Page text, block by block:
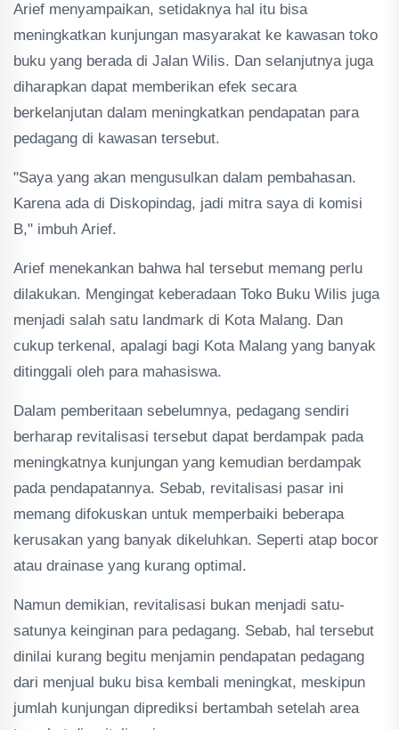
Arief menyampaikan, setidaknya hal itu bisa
meningkatkan kunjungan masyarakat ke kawasan toko
buku yang berada di Jalan Wilis. Dan selanjutnya juga
diharapkan dapat memberikan efek secara
berkelanjutan dalam meningkatkan pendapatan para
pedagang di kawasan tersebut.
"Saya yang akan mengusulkan dalam pembahasan.
Karena ada di Diskopindag, jadi mitra saya di komisi
B," imbuh Arief.
Arief menekankan bahwa hal tersebut memang perlu
dilakukan. Mengingat keberadaan Toko Buku Wilis juga
menjadi salah satu landmark di Kota Malang. Dan
cukup terkenal, apalagi bagi Kota Malang yang banyak
ditinggali oleh para mahasiswa.
Dalam pemberitaan sebelumnya, pedagang sendiri
berharap revitalisasi tersebut dapat berdampak pada
meningkatnya kunjungan yang kemudian berdampak
pada pendapatannya. Sebab, revitalisasi pasar ini
memang difokuskan untuk memperbaiki beberapa
kerusakan yang banyak dikeluhkan. Seperti atap bocor
atau drainase yang kurang optimal.
Namun demikian, revitalisasi bukan menjadi satu-
satunya keinginan para pedagang. Sebab, hal tersebut
dinilai kurang begitu menjamin pendapatan pedagang
dari menjual buku bisa kembali meningkat, meskipun
jumlah kunjungan diprediksi bertambah setelah area